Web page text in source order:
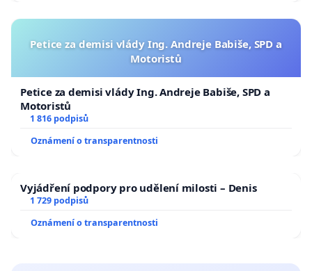
Petice za demisi vlády Ing. Andreje Babiše, SPD a
Motoristů
Petice za demisi vlády Ing. Andreje Babiše, SPD a
Motoristů
1 816 podpisů
Oznámení o transparentnosti
Vyjádření podpory pro udělení milosti – Denis
1 729 podpisů
Oznámení o transparentnosti